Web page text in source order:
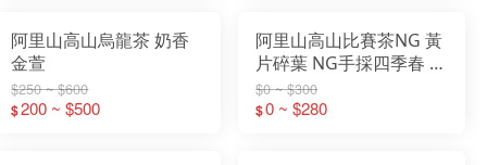
阿里山高山烏龍茶 奶香
金萱
$250 ~ $600
$200 ~ $500
阿里山高山比賽茶NG 黃
片碎葉 NG手採四季春 茶
枝 茶葉 烏龍茶 (300g包)
$0 ~ $300
$0 ~ $280